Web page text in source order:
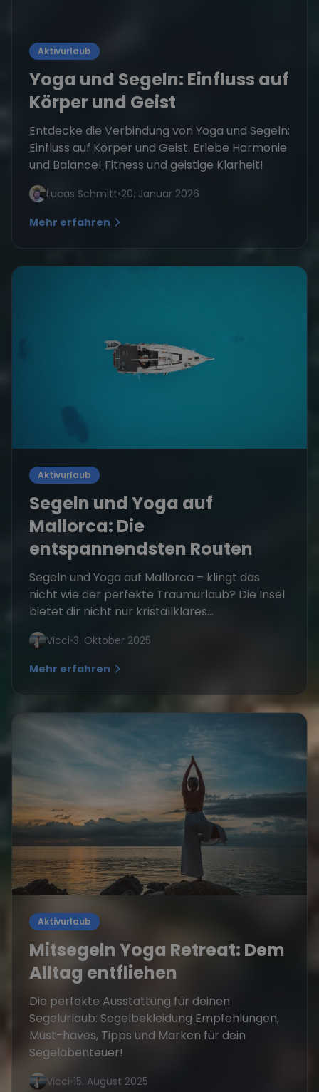
Aktivurlaub
Yoga und Segeln: Einfluss auf
Körper und Geist
Entdecke die Verbindung von Yoga und Segeln:
Einfluss auf Körper und Geist. Erlebe Harmonie
und Balance! Fitness und geistige Klarheit!
Lucas Schmitt•20. Januar 2026
Mehr erfahren
Aktivurlaub
Segeln und Yoga auf
Mallorca: Die
entspannendsten Routen
Segeln und Yoga auf Mallorca – klingt das
nicht wie der perfekte Traumurlaub? Die Insel
bietet dir nicht nur kristallklares...
Vicci•3. Oktober 2025
Mehr erfahren
Aktivurlaub
Mitsegeln Yoga Retreat: Dem
Alltag entfliehen
Die perfekte Ausstattung für deinen
Segelurlaub: Segelbekleidung Empfehlungen,
Must-haves, Tipps und Marken für dein
Segelabenteuer!
Vicci•15. August 2025